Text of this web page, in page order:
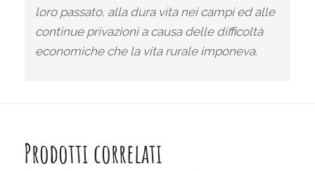
loro passato, alla dura vita nei campi ed alle
continue privazioni a causa delle difficoltà
economiche che la vita rurale imponeva.
Prodotti correlati